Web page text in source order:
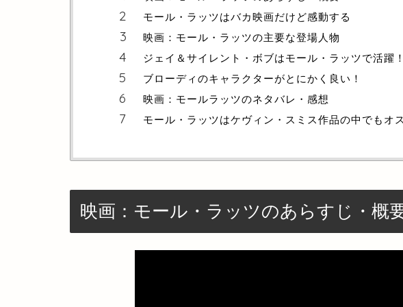
モール・ラッツはバカ映画だけど感動する
映画：モール・ラッツの主要な登場人物
ジェイ＆サイレント・ボブはモール・ラッツで活躍！
ブローディのキャラクターがとにかく良い！
映画：モールラッツのネタバレ・感想
モール・ラッツはケヴィン・スミス作品の中でもオ
映画：モール・ラッツのあらすじ・概